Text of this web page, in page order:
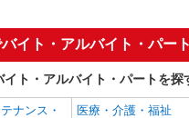
ァーごとに確認できるのでシフ
です。
チキン エリアスタッフ初台店
店舗サポートスタッフ
時給1,250円
の求人を探す
経験者・有資格者歓
フリーター歓迎
イト・アルバイト・パー
ト・アルバイト・パートを探
ナンス・
医療・介護・福祉